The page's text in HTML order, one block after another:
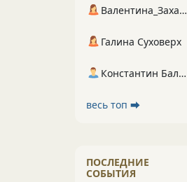
Валентина_Захарова
Галина Суховерх
Константин Балухта
весь топ ⮕
ПОСЛЕДНИЕ
СОБЫТИЯ